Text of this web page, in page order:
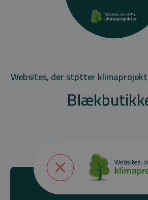
Websites, der støtter